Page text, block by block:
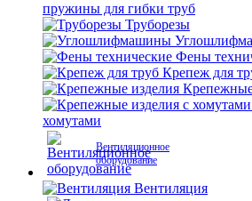
пружины для гибки труб
Труборезы
Фены
Крепеж для
хомутами
Вентиляционное
оборудование
Вентиляция